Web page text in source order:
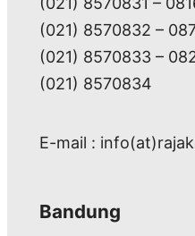
(021) 8570832 –
(021) 8570833 –
(021) 8570834
E-mail :
Bandung